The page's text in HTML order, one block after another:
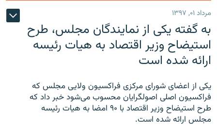
مرداد ۰۱, ۱۳۹۷
به گفته یکی از نمایندگان مجلس، طرح
استیضاح وزیر اقتصاد به هیات رئیسه
ارائه شده است
یکی از اعضای شورای مرکزی فراکسیون ولایی مجلس که
فراکسیون اصلی اصولگرایان محسوب می‌شود خبر داد که
طرح استیضاح وزیر اقتصاد با ۹۰ امضا به هیات رئیسه
مجلس ارائه شده است.